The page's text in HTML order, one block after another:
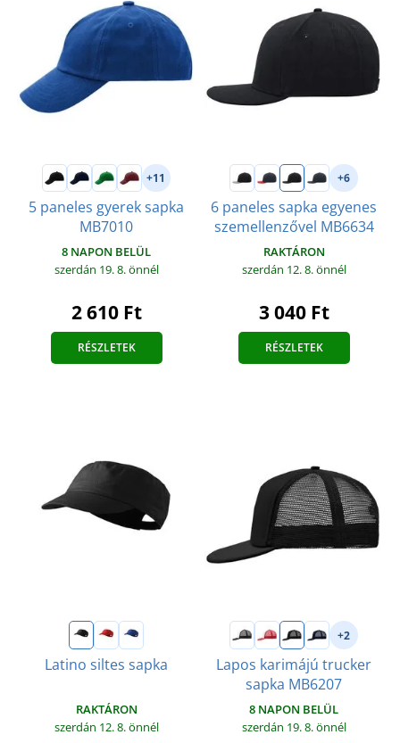
+11
5 paneles gyerek sapka
MB7010
8 NAPON BELÜL
szerdán 19. 8.önnél
2 610 Ft
RÉSZLETEK
+6
6 paneles sapka egyenes
szemellenzővel MB6634
RAKTÁRON
szerdán 12. 8.önnél
3 040 Ft
RÉSZLETEK
Latino siltes sapka
RAKTÁRON
szerdán 12. 8.önnél
+2
Lapos karimájú trucker
sapka MB6207
8 NAPON BELÜL
szerdán 19. 8.önnél